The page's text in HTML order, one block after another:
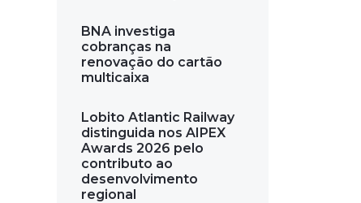
BNA investiga
cobranças na
renovação do cartão
multicaixa
Lobito Atlantic Railway
distinguida nos AIPEX
Awards 2026 pelo
contributo ao
desenvolvimento
regional